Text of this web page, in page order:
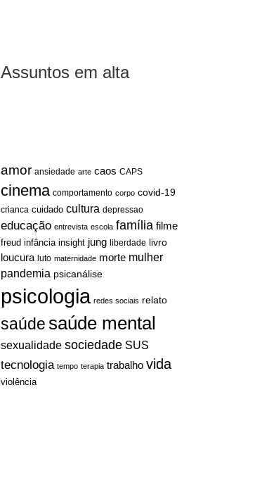
Assuntos em alta
amor ansiedade arte caos CAPS
cinema comportamento corpo covid-19
crianca cuidado cultura depressao
educação entrevista escola família filme
freud infância insight jung liberdade livro
loucura luto maternidade morte mulher
pandemia psicanálise
psicologia redes sociais relato
saúdesaúde mental
sexualidade sociedade SUS
tecnologia tempo terapia trabalho vida
violência